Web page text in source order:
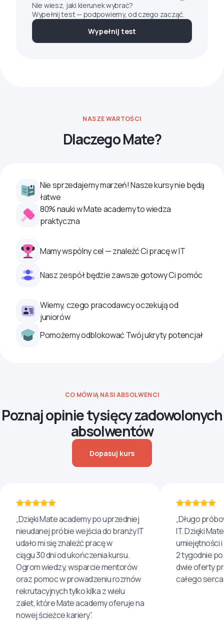
Nie wiesz, jaki kierunek wybrać?
Wypełnij test — podpowiemy, od czego zacząć.
Wypełnij test
NASZE WARTOŚCI
Dlaczego Mate?
Nie sprzedajemy marzeń! Nasze kursy nie będą
łatwe
80% nauki w Mate academy to wiedza
praktyczna
Mamy wspólny cel — znaleźć Ci pracę w IT
Nasz zespół będzie zawsze gotowy Ci pomóc
Wiemy, czego pracodawcy oczekują od
juniorów
Pomożemy odblokować Twój ukryty potencjał
CO MÓWIĄ NASI ABSOLWENCI
Poznaj opinie tysięcy zadowolonych
absolwentów
Dopasuj kurs
„Dzięki Mate academy po uprzedniej
nieudanej próbie wejścia do branży IT
udało mi się znaleźć pracę w
ciągu 30 dni od ukończenia kursu.
Ogrom wiedzy, wsparcie mentorów
oraz pomoc w prowadzeniu rozmów
rekrutacyjnych tylko kilka z wielu
zalet, które Mate academy oferuje na
nowej ścieżce kariery”.
„Długo
IT. Dzięki
umiejętności
2 tygodnie
dwie oferty
całego serca